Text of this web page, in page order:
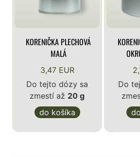
KORENIČKA PLECHOVÁ
MALÁ
3,47 EUR
Do tejto dózy sa
zmestí až 20 g
do košíka
Do